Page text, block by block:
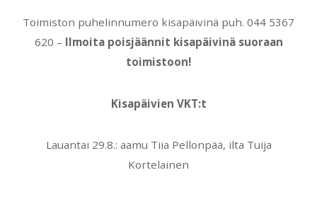
Toimiston puhelinnumero kisapäivinä puh. 044 5367
620 – Ilmoita poisjäännit kisapäivinä suoraan
toimistoon!
Kisapäivien VKT:t
Lauantai 29.8.: aamu Tiia Pellonpää, ilta Tuija
Kortelainen